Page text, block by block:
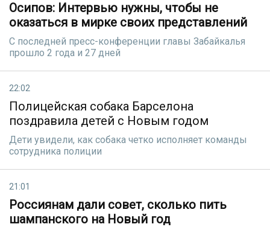
Осипов: Интервью нужны, чтобы не
оказаться в мирке своих представлений
С последней пресс-конференции главы Забайкалья
прошло 2 года и 27 дней
22:02
Полицейская собака Барселона
поздравила детей с Новым годом
Дети увидели, как собака четко исполняет команды
сотрудника полиции
21:01
Россиянам дали совет, сколько пить
шампанского на Новый год